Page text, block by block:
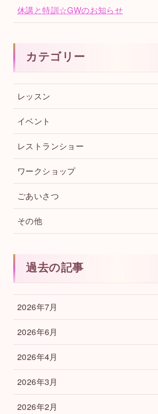
休講と特訓☆GWのお知らせ
カテゴリー
レッスン
イベント
レストランショー
ワークショップ
ごあいさつ
その他
過去の記事
2026年7月
2026年6月
2026年4月
2026年3月
2026年2月